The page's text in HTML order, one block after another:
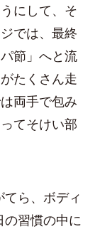
にして、そ
では、最終
節」へと流
たくさん走
両手で包み
てそけい部
ら、ボディ
習慣の中に